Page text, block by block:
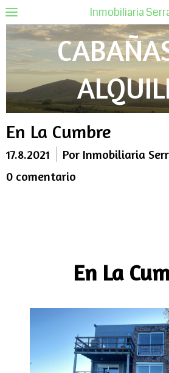
Inmobiliaria
En La Cumbre
17.8.2021
Por Inmobiliaria
0 comentario
En La